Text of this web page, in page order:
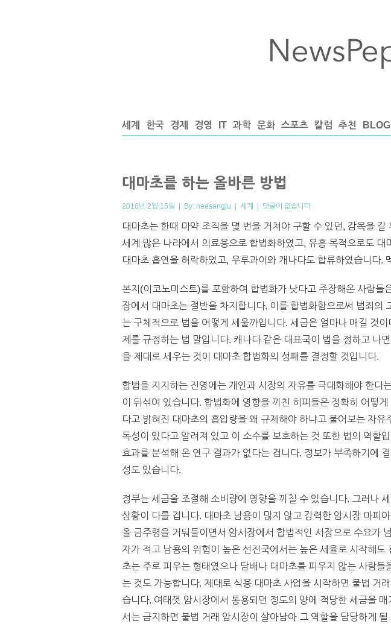
세계 한국 경제 경영 IT 과학 문화 스포츠 칼럼 추천 BLOG
대마초를 하는 올바른 방법
2016년 2월 15일 | By: heesangju | 세계 | 댓글이 없습니다
대마초는 한때 마약 조직을 몇 번을 거쳐야 구할 수 있던, 감옥을
세계 많은 나라에서 의료용으로 합법화하였고, 유흥 목적으로도
대마초 흡연을 허락하였고, 우루과이와 캐나다도 합류하였습니다.
본지(이코노미스트)를 포함하여 합법화가 낫다고 주장해온 사람들
장에서 대마초는 절반을 차지합니다. 이를 합법화함으로써 범죄의
는 구체적으로 법을 어떻게 세울까입니다. 세금은 얼마나 매길 것
제를 규정하는 법 말입니다. 캐나다 같은 대표국이 법을 정하고 나
을 제대로 세우는 것이 대마초 합법화의 성패를 결정할 것입니다.
합법을 지지하는 진영에는 개인과 시장의 자유를 극대화해야 한
이 뒤섞여 있습니다. 합법화에 영향을 끼친 히피들은 정확히 어떻
다고 밝혀진 대마초의 흡입량을 왜 규제해야 하냐고 물어보는 자
독성이 있다고 알려져 있고 이 소수를 보호하는 것 또한 법의 역할
효과를 분석해 온 연구 결과가 없다는 겁니다. 정보가 부족하기에
성도 있습니다.
정부는 세금을 조절해 소비량에 영향을 끼칠 수 있습니다. 그러나
상황이 다를 겁니다. 대마초 남용이 많지 않고 강력한 암시장 마피
올 금주령을 거둬들이면서 암시장에서 합법적인 시장으로 수요가
자가 적고 남용의 위험이 높은 선진국에서는 높은 세율로 시작해
초는 주로 피우는 형태였으나 담배나 대마초를 피우지 않는 사람
는 것도 가능합니다. 제대로 식용 대마초 사업을 시작하면 불법 거
습니다. 여태껏 암시장에서 통용되던 정도의 양에 적당한 세금을
서는 금지하면 불법 거래 암시장이 살아남아 그 역할을 담당하게 될